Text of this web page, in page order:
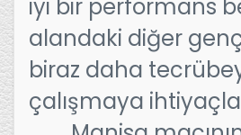
iyi bir performans
alandaki diğer
biraz daha
çalışmaya